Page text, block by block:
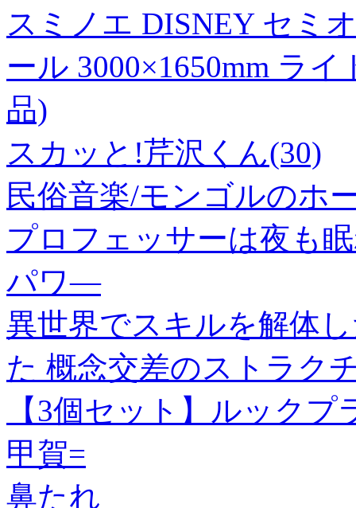
スミノエ DISNEY セミ
ール 3000×1650mm ラ
品)
スカッと!芹沢くん(30)
民俗音楽/モンゴルのホ
プロフェッサーは夜も
パワ—
異世界でスキルを解体
た 概念交差のストラク
【3個セット】ルックプ
甲賀=
鼻たれ